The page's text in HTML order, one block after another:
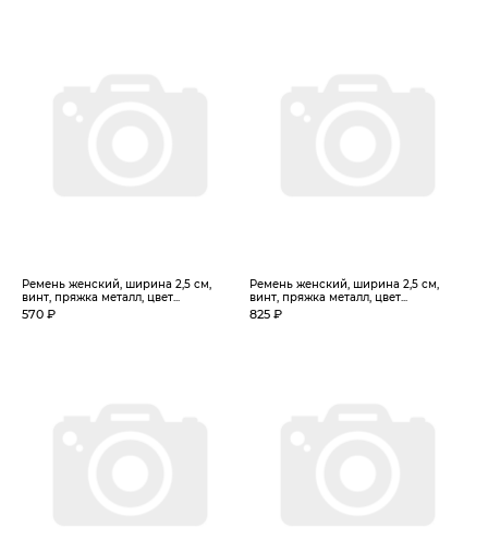
Ремень женский, ширина 2,5 см,
винт, пряжка металл, цвет...
570 ₽
Ремень женский, ширина 2,5 см,
винт, пряжка металл, цвет...
825 ₽